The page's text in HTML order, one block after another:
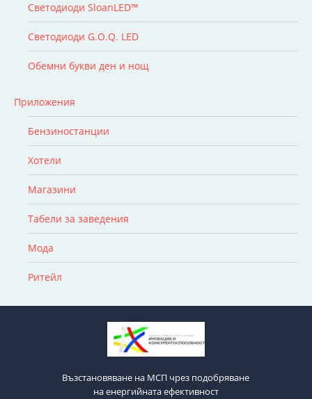
Светодиоди SloanLED™
Светодиоди G.O.Q. LED
Обемни букви ден и нощ
Приложения
Бензиностанции
Хотели
Магазини
Табели за заведения
Мода
Ритейл
Възстановяване на МСП чрез подобряване
на енергийната ефективност